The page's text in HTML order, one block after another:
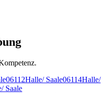
06112Halle/ Saale06114Halle/
Saale